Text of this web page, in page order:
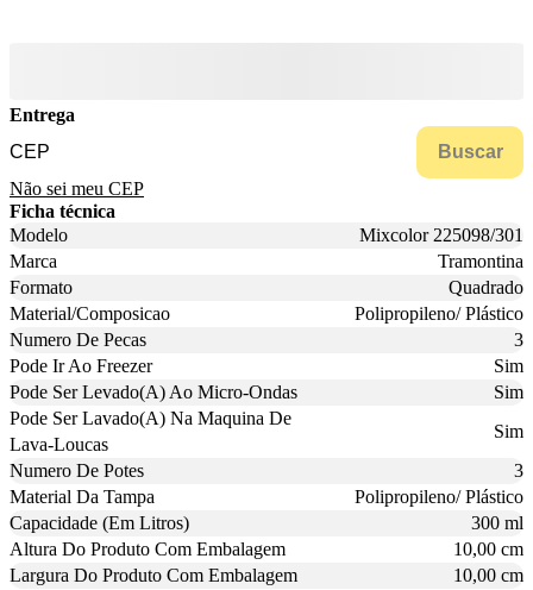
Entrega
Buscar
Não sei meu CEP
Ficha técnica
Modelo
Mixcolor 225098/301
Marca
Tramontina
Formato
Quadrado
Material/Composicao
Polipropileno/ Plástico
Numero De Pecas
3
Pode Ir Ao Freezer
Sim
Pode Ser Levado(A) Ao Micro-Ondas
Sim
Pode Ser Lavado(A) Na Maquina De
Lava-Loucas
Sim
Numero De Potes
3
Material Da Tampa
Polipropileno/ Plástico
Capacidade (Em Litros)
300 ml
Altura Do Produto Com Embalagem
10,00 cm
Largura Do Produto Com Embalagem
10,00 cm